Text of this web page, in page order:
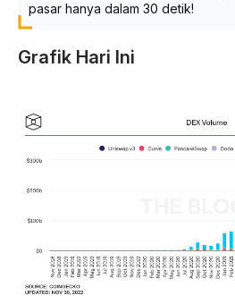
pasar hanya dalam 30 detik!
Grafik Hari Ini